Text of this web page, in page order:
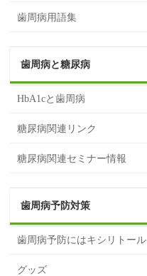
歯周病用語集
歯周病と糖尿病
HbA1cと歯周病
糖尿病関連リンク
糖尿病関連セミナー情報
歯周病予防対策
歯周病予防にはキシリトール
グッズ